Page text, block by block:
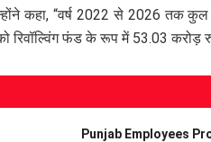
कहा, “वर्ष 2022 से 2026 तक
फंड के रूप में 53.03 करोड़
Punjab Employees